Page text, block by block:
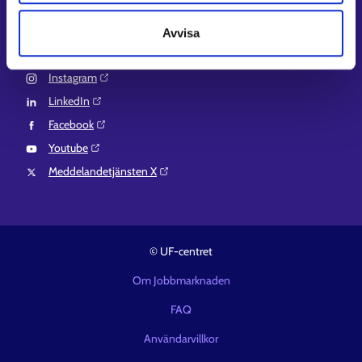
Avvisa
Suomi.fi-fullmakter⁠
Instagram⁠
LinkedIn⁠
Facebook⁠
Youtube⁠
Meddelandetjänsten X⁠
© UF-centret
Om Jobbmarknaden
FAQ
Användarvillkor